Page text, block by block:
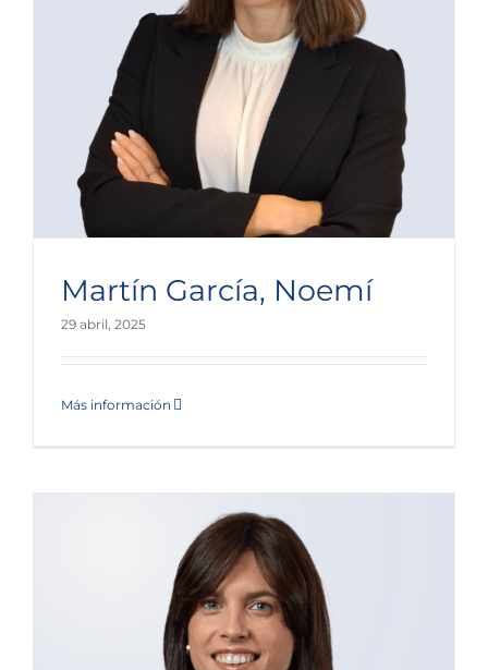
Martín García, Noemí
29 abril, 2025
Más información